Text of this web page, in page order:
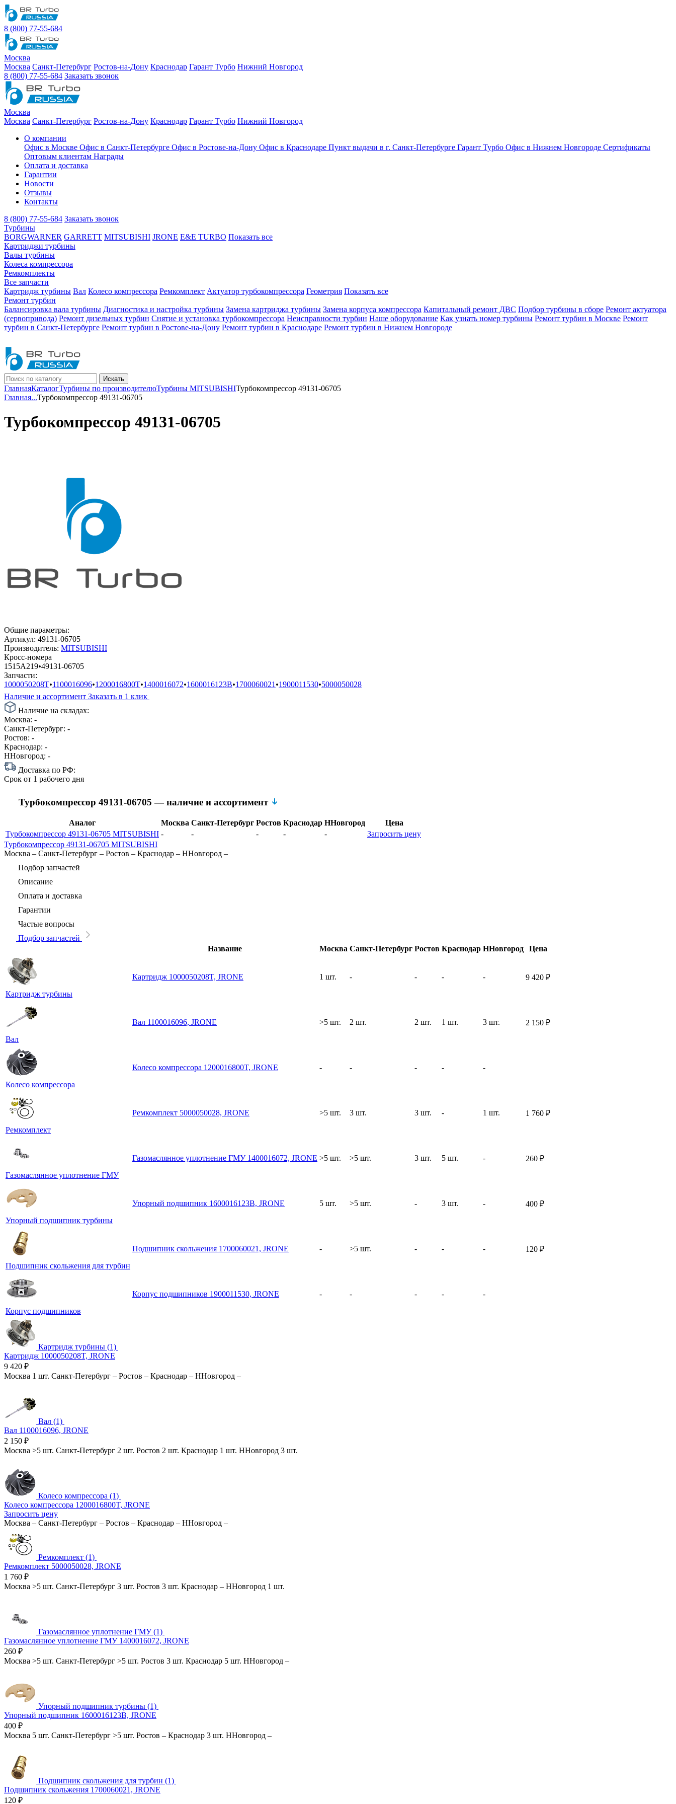
8 (800) 77-55-684
Москва
Москва Санкт-Петербург Ростов-на-Дону Краснодар Гарант Турбо Нижний Новгород
8 (800) 77-55-684 Заказать звонок
Москва
Москва Санкт-Петербург Ростов-на-Дону Краснодар Гарант Турбо Нижний Новгород
О компании
Офис в Москве Офис в Санкт-Петербурге Офис в Ростове-на-Дону Офис в Краснодаре Пункт выдачи в г. Санкт-Петербурге Гарант Турбо Офис в Нижнем Новгороде Сертификаты
Оптовым клиентам Награды
Оплата и доставка
Гарантии
Новости
Отзывы
Контакты
8 (800) 77-55-684 Заказать звонок
Турбины
BORGWARNER GARRETT MITSUBISHI JRONE E&E TURBO Показать все
Картриджи турбины
Валы турбины
Колеса компрессора
Ремкомплекты
Все запчасти
Картридж турбины Вал Колесо компрессора Ремкомплект Актуатор турбокомпрессора Геометрия Показать все
Ремонт турбин
Балансировка вала турбины Диагностика и настройка турбины Замена картриджа турбины Замена корпуса компрессора Капитальный ремонт ДВС Подбор турбины в сборе Ремонт актуатора
(сервопривода) Ремонт дизельных турбин Снятие и установка турбокомпрессора Неисправности турбин Наше оборудование Как узнать номер турбины Ремонт турбин в Москве Ремонт
турбин в Санкт-Петербурге Ремонт турбин в Ростове-на-Дону Ремонт турбин в Краснодаре Ремонт турбин в Нижнем Новгороде
Искать
ГлавнаяКаталогТурбины по производителюТурбины MITSUBISHIТурбокомпрессор 49131-06705
Главная...Турбокомпрессор 49131-06705
Турбокомпрессор 49131-06705
Общие параметры:
Артикул: 49131-06705
Производитель: MITSUBISHI
Кросс-номера
1515A219•49131-06705
Запчасти:
1000050208T•1100016096•1200016800T•1400016072•1600016123B•1700060021 •1900011530•5000050028
Наличие и ассортимент Заказать в 1 клик
Наличие на складах:
Москва: -
Санкт-Петербург: -
Ростов: -
Краснодар: -
ННовгород: -
Доставка по РФ:
Срок от 1 рабочего дня
Турбокомпрессор 49131-06705 — наличие и ассортимент
Аналог Москва Санкт-Петербург Ростов Краснодар ННовгород
Цена
Турбокомпрессор 49131-06705 MITSUBISHI - - - - -
Запросить цену
Турбокомпрессор 49131-06705 MITSUBISHI
Москва – Санкт-Петербург – Ростов – Краснодар – ННовгород –
Подбор запчастей
Описание
Оплата и доставка
Гарантии
Частые вопросы
Подбор запчастей
Название
Москва Санкт-Петербург Ростов Краснодар ННовгород Цена
Картридж турбины
Картридж 1000050208T, JRONE 1 шт. - - - - 9 420 ₽
Вал
Вал 1100016096, JRONE >5 шт. 2 шт. 2 шт. 1 шт. 3 шт. 2 150 ₽
Колесо компрессора
Колесо компрессора 1200016800T, JRONE - - - - -
Ремкомплект
Ремкомплект 5000050028, JRONE >5 шт. 3 шт. 3 шт. - 1 шт. 1 760 ₽
Газомаслянное уплотнение ГМУ
Газомаслянное уплотнение ГМУ 1400016072, JRONE >5 шт. >5 шт. 3 шт. 5 шт. - 260 ₽
Упорный подшипник турбины
Упорный подшипник 1600016123B, JRONE 5 шт. >5 шт. - 3 шт. - 400 ₽
Подшипник скольжения для турбин
Подшипник скольжения 1700060021, JRONE - >5 шт. - - - 120 ₽
Корпус подшипников
Корпус подшипников 1900011530, JRONE - - - - -
Картридж турбины (1)
Картридж 1000050208T, JRONE
9 420 ₽
Москва 1 шт. Санкт-Петербург – Ростов – Краснодар – ННовгород –
Вал (1)
Вал 1100016096, JRONE
2 150 ₽
Москва >5 шт. Санкт-Петербург 2 шт. Ростов 2 шт. Краснодар 1 шт. ННовгород 3 шт.
Колесо компрессора (1)
Колесо компрессора 1200016800T, JRONE
Запросить цену
Москва – Санкт-Петербург – Ростов – Краснодар – ННовгород –
Ремкомплект (1)
Ремкомплект 5000050028, JRONE
1 760 ₽
Москва >5 шт. Санкт-Петербург 3 шт. Ростов 3 шт. Краснодар – ННовгород 1 шт.
Газомаслянное уплотнение ГМУ (1)
Газомаслянное уплотнение ГМУ 1400016072, JRONE
260 ₽
Москва >5 шт. Санкт-Петербург >5 шт. Ростов 3 шт. Краснодар 5 шт. ННовгород –
Упорный подшипник турбины (1)
Упорный подшипник 1600016123B, JRONE
400 ₽
Москва 5 шт. Санкт-Петербург >5 шт. Ростов – Краснодар 3 шт. ННовгород –
Подшипник скольжения для турбин (1)
Подшипник скольжения 1700060021, JRONE
120 ₽